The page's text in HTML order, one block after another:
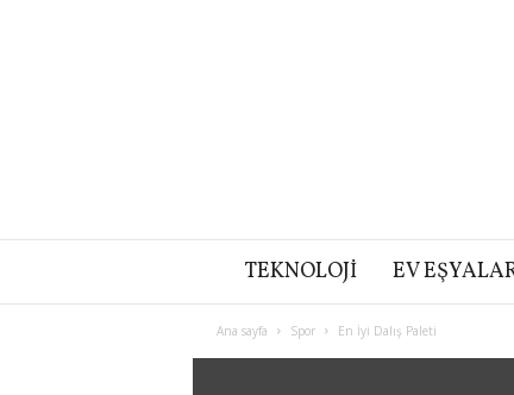
TEKNOLOJI EV
Ana sayfa Spor En İyi Dalış Paleti